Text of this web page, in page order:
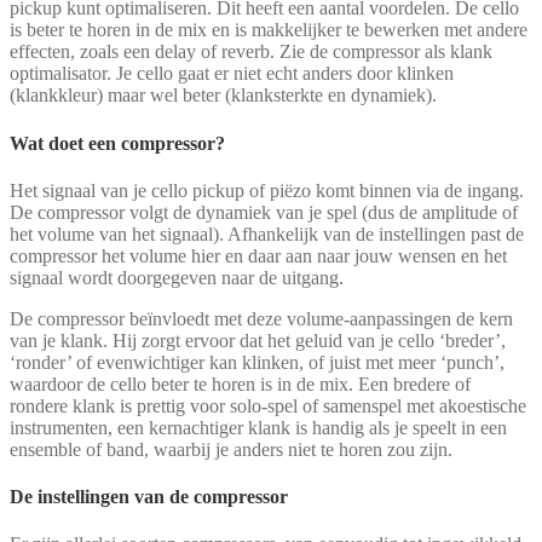
pickup kunt optimaliseren. Dit heeft een aantal voordelen. De cello
is beter te horen in de mix en is makkelijker te bewerken met andere
effecten, zoals een delay of reverb. Zie de compressor als klank
optimalisator. Je cello gaat er niet echt anders door klinken
(klankkleur) maar wel beter (klanksterkte en dynamiek).
Wat doet een compressor?
Het signaal van je cello pickup of piëzo komt binnen via de ingang.
De compressor volgt de dynamiek van je spel (dus de amplitude of
het volume van het signaal). Afhankelijk van de instellingen past de
compressor het volume hier en daar aan naar jouw wensen en het
signaal wordt doorgegeven naar de uitgang.
De compressor beïnvloedt met deze volume-aanpassingen de kern
van je klank. Hij zorgt ervoor dat het geluid van je cello ‘breder’,
‘ronder’ of evenwichtiger kan klinken, of juist met meer ‘punch’,
waardoor de cello beter te horen is in de mix. Een bredere of
rondere klank is prettig voor solo-spel of samenspel met akoestische
instrumenten, een kernachtiger klank is handig als je speelt in een
ensemble of band, waarbij je anders niet te horen zou zijn.
De instellingen van de compressor